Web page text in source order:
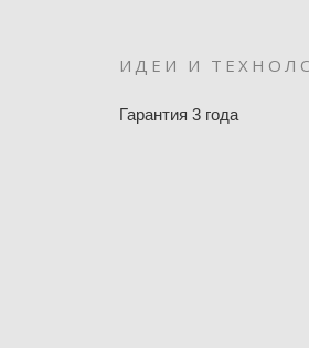
ИДЕИ И
Гарантия 3 года